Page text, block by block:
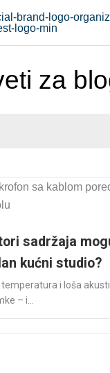
za
sadržaja
kućni studio?
temperatura i loša
– i...